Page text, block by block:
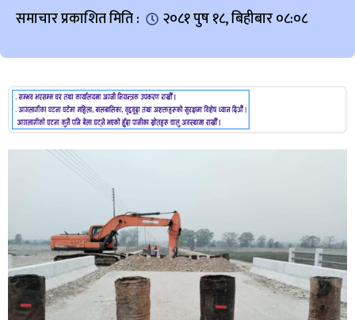
समाचार प्रकाशित मिति : २०८१ पुष १८, बिहीबार ०८:०८